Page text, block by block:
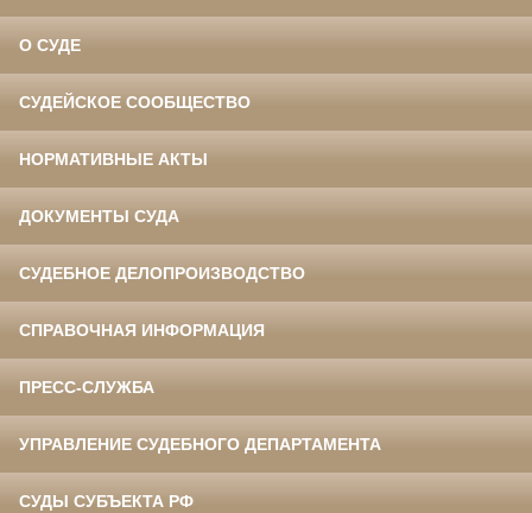
О СУДЕ
СУДЕЙСКОЕ СООБЩЕСТВО
НОРМАТИВНЫЕ АКТЫ
ДОКУМЕНТЫ СУДА
СУДЕБНОЕ ДЕЛОПРОИЗВОДСТВО
СПРАВОЧНАЯ ИНФОРМАЦИЯ
ПРЕСС-СЛУЖБА
УПРАВЛЕНИЕ СУДЕБНОГО ДЕПАРТАМЕНТА
СУДЫ СУБЪЕКТА РФ